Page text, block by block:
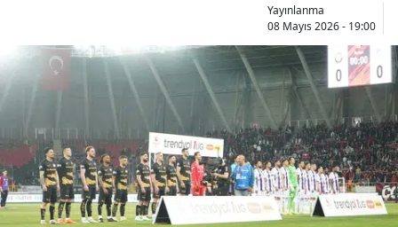
Bolu
Burdur
Bursa
Çanakkale
Çankırı
Çorum
Yayınlanma
08 Mayıs 2026 - 19:00